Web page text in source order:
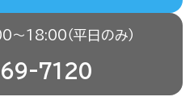
18:00（平日のみ）
7120